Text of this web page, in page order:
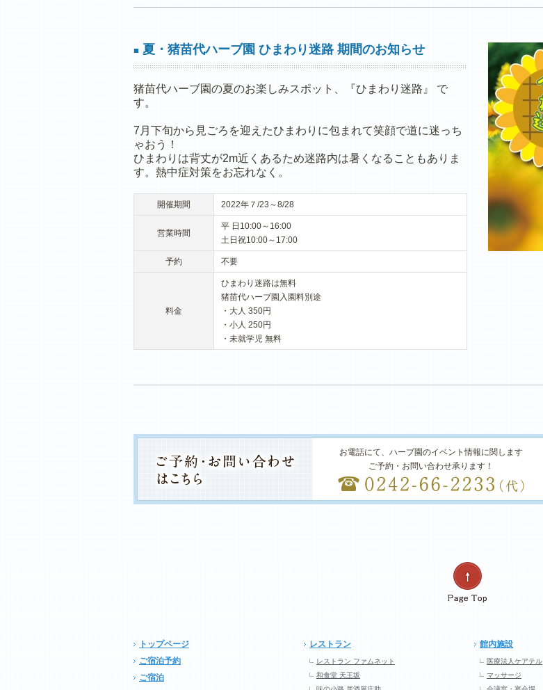
■ 夏・猪苗代ハーブ園 ひまわり迷路 期間のお知らせ
猪苗代ハーブ園の夏のお楽しみスポット、『ひまわり迷路』 で
す。
7月下旬から見ごろを迎えたひまわりに包まれて笑顔で道に迷っち
ゃおう！
ひまわりは背丈が2m近くあるため迷路内は暑くなることもありま
す。熱中症対策をお忘れなく。
開催期間 2022年７/23～8/28
営業時間
平 日10:00～16:00
土日祝10:00～17:00
予約 不要
料金
ひまわり迷路は無料
猪苗代ハーブ園入園料別途
・大人 350円
・小人 250円
・未就学児 無料
お電話にて、ハーブ園のイベント情報に関します
ご予約・お問い合わせ承ります！
トップページ
ご宿泊予約
ご宿泊
レストラン
レストラン ファムネット
和食堂 天王坂
館内施設
医療法人ケアテル
マッサージ